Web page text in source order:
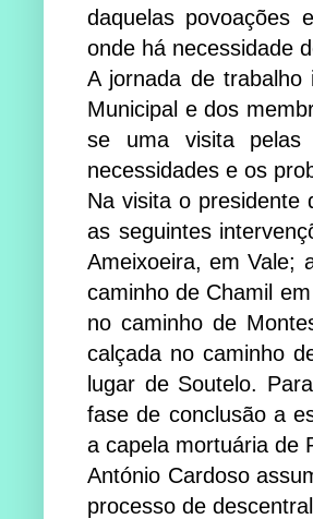
daquelas povoações
onde há necessidade
A jornada de trabalho
Municipal e dos
se uma visita pelas
necessidades e os
Na visita o presidente
as seguintes
Ameixoeira, em Vale;
caminho de Chamil
no caminho de
calçada no caminho
lugar de Soutelo.
fase de conclusão a
a capela mortuária de
António Cardoso
processo de